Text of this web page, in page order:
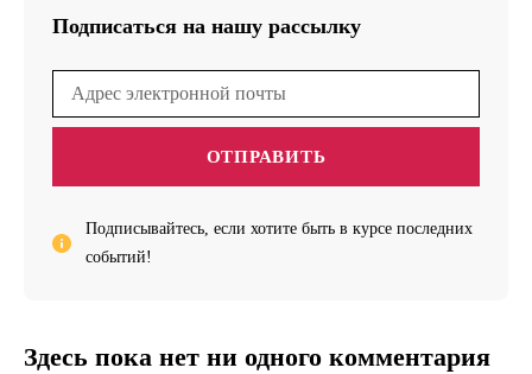
Подписаться на нашу рассылку
ОТПРАВИТЬ
Подписывайтесь, если хотите быть в курсе последних
событий!
Здесь пока нет ни одного комментария